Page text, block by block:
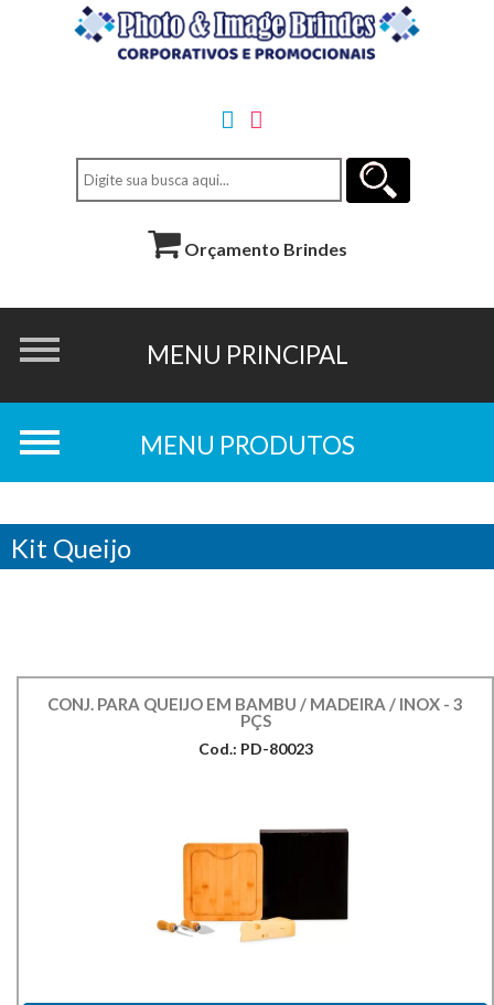
Orçamento Brindes
Kit Queijo
CONJ. PARA QUEIJO EM BAMBU / MADEIRA / INOX - 3
PÇS
Cod.: PD-80023